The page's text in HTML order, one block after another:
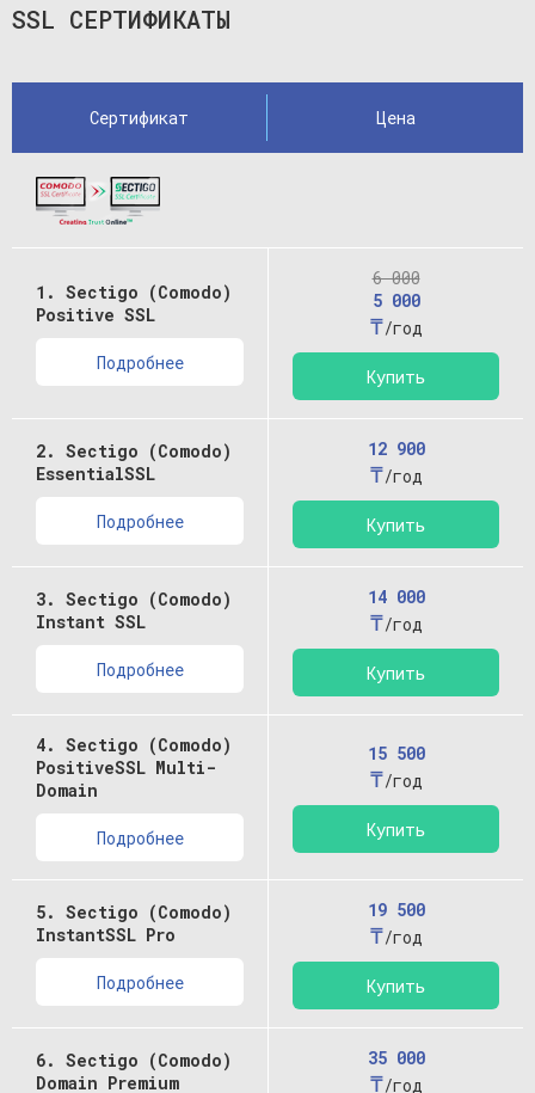
SSL СЕРТИФИКАТЫ
Сертификат Цена
1. Sectigo (Comodo)
Positive SSL
Подробнее
6 000
5 000
₸/год
Купить
2. Sectigo (Comodo)
EssentialSSL
Подробнее
12 900
₸/год
Купить
3. Sectigo (Comodo)
Instant SSL
Подробнее
14 000
₸/год
Купить
4. Sectigo (Comodo)
PositiveSSL Multi-
Domain
Подробнее
15 500
₸/год
Купить
5. Sectigo (Comodo)
InstantSSL Pro
Подробнее
19 500
₸/год
Купить
6. Sectigo (Comodo)
Domain Premium
35 000
₸/год